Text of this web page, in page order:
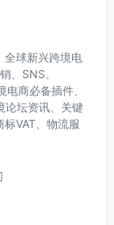
全球新兴跨境电
、SNS、
商必备插件、
论坛资讯、关键
VAT、物流服